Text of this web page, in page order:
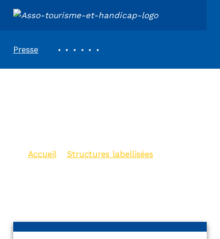
ASSOCIATION TOURISME ET HANDICAPS
Presse
Accueil> Structures labellisées